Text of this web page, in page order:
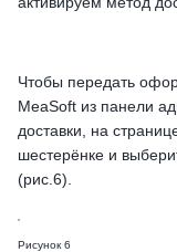
Чтобы передать
MeaSoft из панели
доставки, на
шестерёнке и
(рис.6).
Рисунок 6